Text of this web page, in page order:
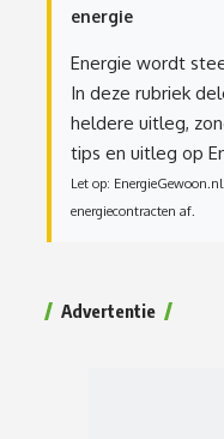
energie
Energie wordt
In deze rubriek
heldere uitleg,
tips en uitleg op
Let op:
energiecontracten af.
Advertentie